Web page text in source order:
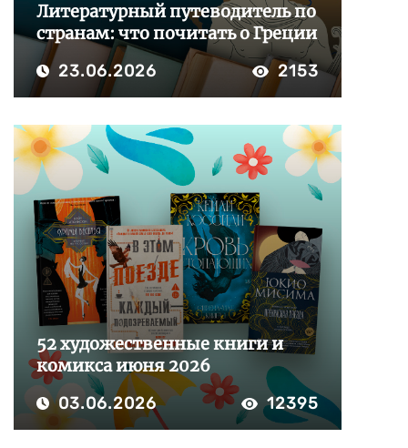
Литературный путеводитель по
странам: что почитать о Греции
23.06.2026 2153
52 художественные книги и
комикса июня 2026
03.06.2026 12395